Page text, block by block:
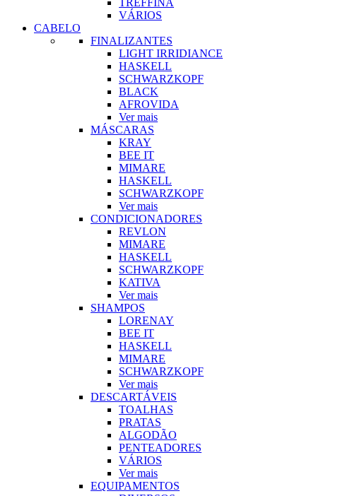
VÁRIOS
CABELO
FINALIZANTES
LIGHT IRRIDIANCE
HASKELL
SCHWARZKOPF
BLACK
AFROVIDA
Ver mais
MÁSCARAS
KRAY
BEE IT
MIMARE
HASKELL
SCHWARZKOPF
Ver mais
CONDICIONADORES
REVLON
MIMARE
HASKELL
SCHWARZKOPF
KATIVA
Ver mais
SHAMPOS
LORENAY
BEE IT
HASKELL
MIMARE
SCHWARZKOPF
Ver mais
DESCARTÁVEIS
TOALHAS
PRATAS
ALGODÃO
PENTEADORES
VÁRIOS
Ver mais
EQUIPAMENTOS